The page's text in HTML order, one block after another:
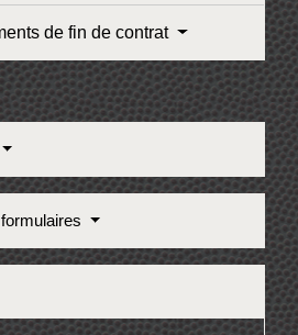
de fin de contrat